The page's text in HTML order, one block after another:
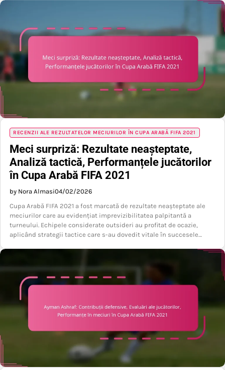
RECENZII ALE REZULTATELOR MECIURILOR ÎN CUPA ARABĂ FIFA 2021
Meci surpriză: Rezultate neașteptate,
Analiză tactică, Performanțele jucătorilor
în Cupa Arabă FIFA 2021
by Nora Almasi04/02/2026
Cupa Arabă FIFA 2021 a fost marcată de rezultate neașteptate ale
meciurilor care au evidențiat imprevizibilitatea palpitantă a
turneului. Echipele considerate outsideri au profitat de ocazie,
aplicând strategii tactice care s-au dovedit vitale în succesele…